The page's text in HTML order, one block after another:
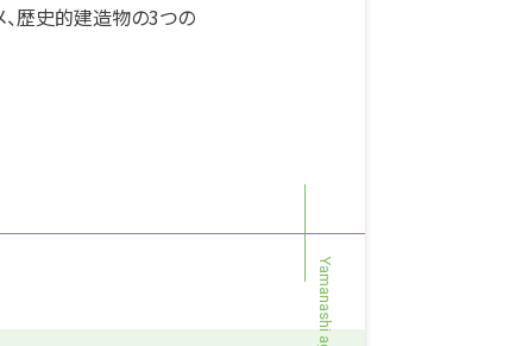
、歴史的建造物の3つの